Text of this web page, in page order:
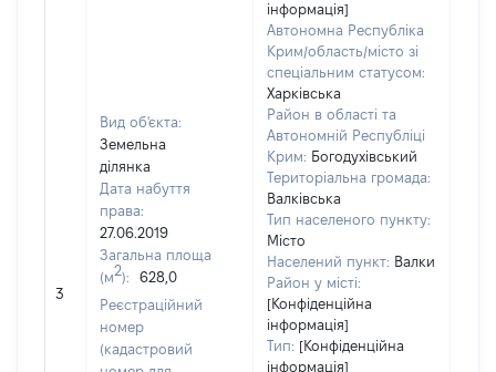
3
Вид об'єкта:
Земельна
ділянка
Дата набуття
права:
27.06.2019
Загальна площа
(м2):
628,0
Реєстраційний
номер
(кадастровий
інформація]
Автономна Республіка
Крим/область/місто зі
спеціальним статусом:
Харківська
Район в області та
Автономній Республіці
Крим: Богодухівський
Територіальна громада:
Валківська
Тип населеного пункту:
Місто
Населений пункт: Валки
Район у місті:
[Конфіденційна
інформація]
Тип: [Конфіденційна
інформація]